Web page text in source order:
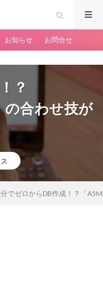
お知らせ お問合せ
？
の合わせ技が
でゼロからDB作成！？「